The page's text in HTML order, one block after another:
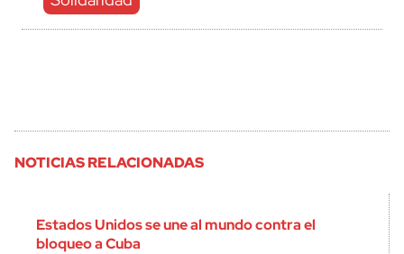
NOTICIAS RELACIONADAS
Estados Unidos se une al mundo contra el
bloqueo a Cuba